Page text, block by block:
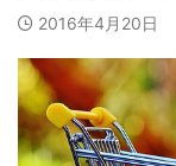
2016年4月20日